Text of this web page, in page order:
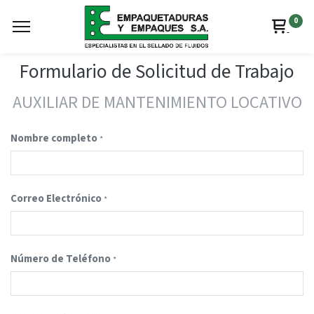
0
Formulario de Solicitud de Trabajo
AUXILIAR DE MANTENIMIENTO LOCATIVO
Nombre completo *
Correo Electrónico *
Número de Teléfono *